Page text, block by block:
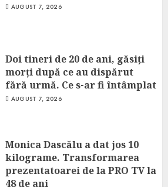
AUGUST 7, 2026
Doi tineri de 20 de ani, găsiți
morți după ce au dispărut
fără urmă. Ce s-ar fi întâmplat
AUGUST 7, 2026
Monica Dascălu a dat jos 10
kilograme. Transformarea
prezentatoarei de la PRO TV la
48 de ani